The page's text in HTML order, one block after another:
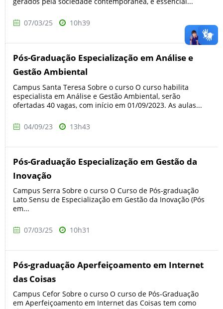
07/03/25 10h39
Pós-Graduação Especialização em Análise e
Gestão Ambiental
Campus Santa Teresa Sobre o curso O curso habilita
especialista em Análise e Gestão Ambiental, serão
ofertadas 40 vagas, com início em 01/09/2023. As aulas...
04/09/23 13h43
Pós-Graduação Especialização em Gestão da
Inovação
Campus Serra Sobre o curso O Curso de Pós-graduação
Lato Sensu de Especialização em Gestão da Inovação (Pós
em...
07/03/25 10h31
Pós-graduação Aperfeiçoamento em Internet
das Coisas
Campus Cefor Sobre o curso O curso de Pós-Graduação
em Aperfeiçoamento em Internet das Coisas tem como